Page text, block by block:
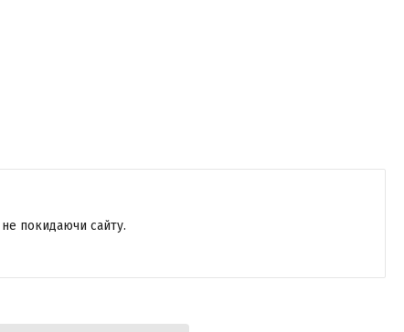
покидаючи сайту.